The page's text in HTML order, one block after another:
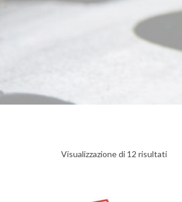
Visualizzazione di 12 risultati